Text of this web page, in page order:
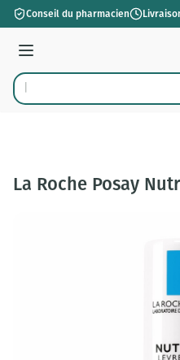
Aller au contenu
Conseil du pharmacien
Menu
Rechercher
La Roche Posay